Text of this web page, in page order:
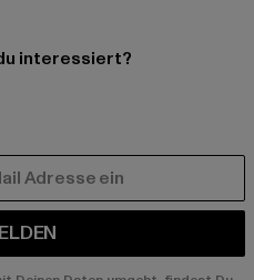
interessiert?